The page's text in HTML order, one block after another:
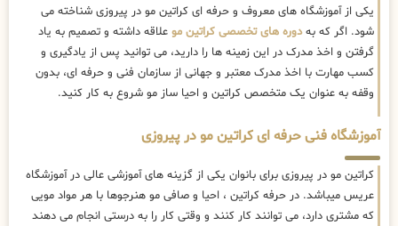
یکی از آموزشگاه های معروف و حرفه ای کراتین مو در پیروزی شناخته می
شود. اگر که بهدوره های تخصصی کراتین مو علاقه داشته و تصمیم به یاد
گرفتن و اخذ مدرک در این زمینه ها را دارید، می توانید پس از یادگیری و
کسب مهارت با اخذ مدرک معتبر و جهانی از سازمان فنی و حرفه ای، بدون
وقفه به عنوان یک متخصص کراتین و احیا ساز مو شروع به کار کنید.
آموزشگاه فنی حرفه ای کراتین مو در پیروزی
کراتین مو در پیروزی برای بانوان یکی از گزینه های آموزشی عالی در آموزشگاه
عریس میباشد. در حرفه کراتین ، احیا و صافی مو هنرجوها با هر مواد مویی
که مشتری دارد، می توانند کار کنند و وقتی کار را به درستی انجام می دهند